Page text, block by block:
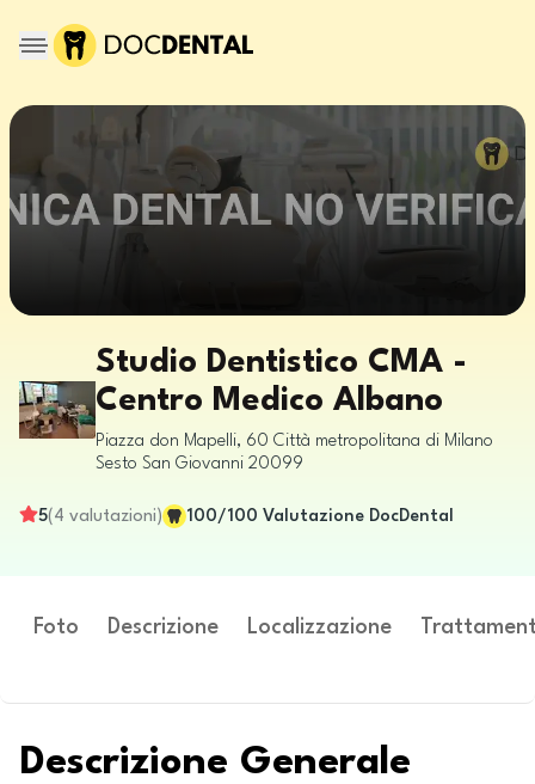
Studio Dentistico CMA -
Centro Medico Albano
Piazza don Mapelli, 60 Città metropolitana di Milano
Sesto San Giovanni 20099
5( 4 valutazioni) 100/100 Valutazione DocDental
Foto Descrizione Localizzazione
Descrizione Generale